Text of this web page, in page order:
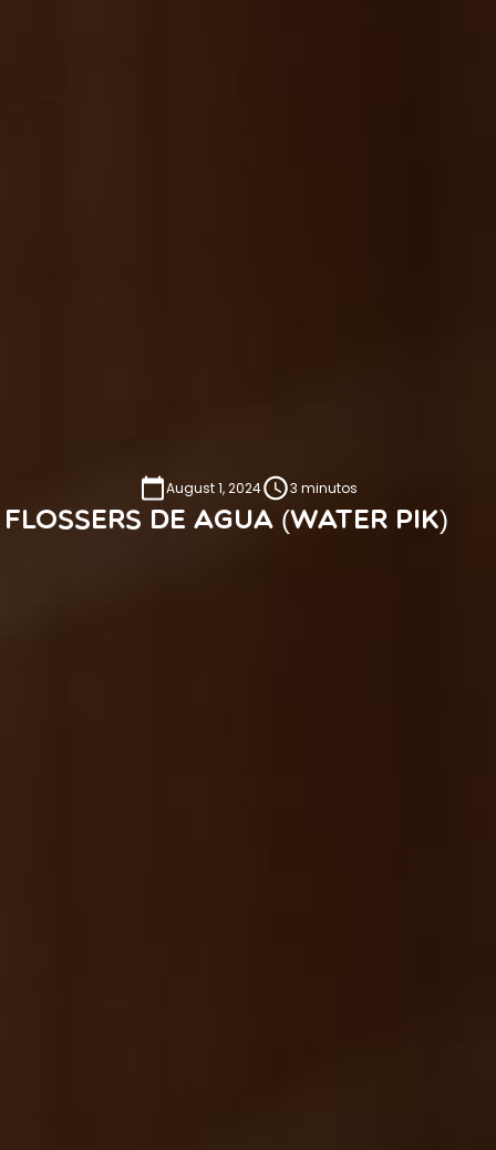
August 1, 2024 3 minutos
Flossers de agua (Water Pik)